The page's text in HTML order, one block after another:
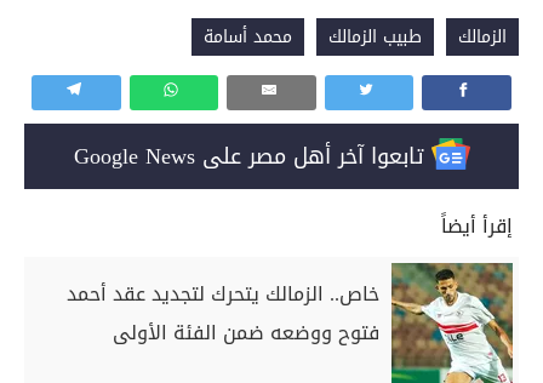
الزمالك طبيب الزمالك محمد أسامة
تابعوا آخر أهل مصر على Google News
إقرأ أيضاً
خاص.. الزمالك يتحرك لتجديد عقد أحمد
فتوح ووضعه ضمن الفئة الأولى